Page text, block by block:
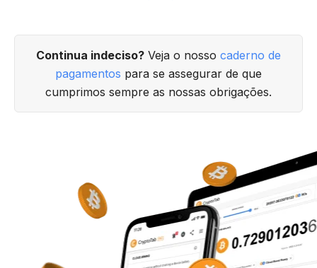
Continua indeciso? Veja o nosso caderno de
pagamentos para se assegurar de que
cumprimos sempre as nossas obrigações.